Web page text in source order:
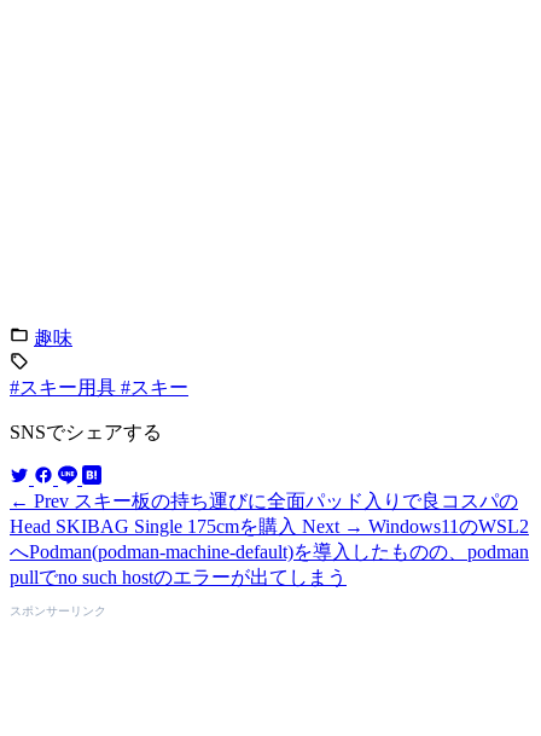
趣味
#スキー用具 #スキー
SNSでシェアする
← Prev スキー板の持ち運びに全面パッド入りで良コスパの
Head SKIBAG Single 175cmを購入 Next → Windows11のWSL2
へPodman(podman-machine-default)を導入したものの、podman
pullでno such hostのエラーが出てしまう
スポンサーリンク